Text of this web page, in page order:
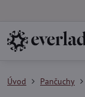
Úvod Pančuchy